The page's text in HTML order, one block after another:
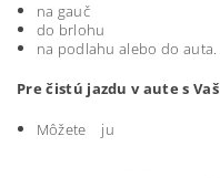
na gauč
do brlohu
na podlahu alebo do auta.
Pre čistú jazdu v aute s
Môžete ju